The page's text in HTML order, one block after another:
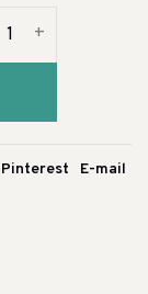
+
Pinterest E-mail